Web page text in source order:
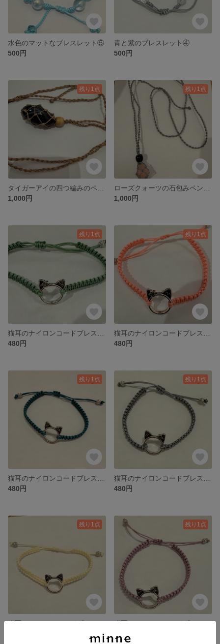
水色のマットなブレスレット⑤
500円
青と紫のブレスレット④
500円
残り1点
1,000円
残り1点
1,000円
残り1点
480円
残り1点
480円
残り1点
480円
残り1点
480円
残り1点
猫耳のナイロンコードブレスレット⑤
残り1点
猫耳のナイロンコードブレスレット④